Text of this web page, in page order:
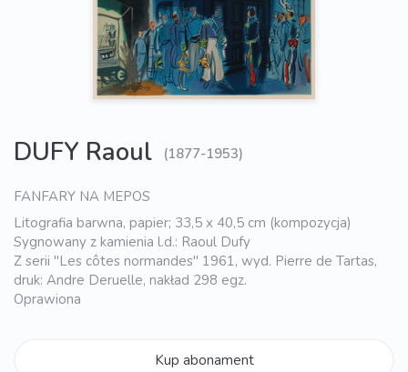
DUFY Raoul (1877-1953)
FANFARY NA MEPOS
Litografia barwna, papier; 33,5 x 40,5 cm (kompozycja)
Sygnowany z kamienia l.d.: Raoul Dufy
Z serii "Les côtes normandes" 1961, wyd. Pierre de Tartas,
druk: Andre Deruelle, nakład 298 egz.
Oprawiona
Kup abonament